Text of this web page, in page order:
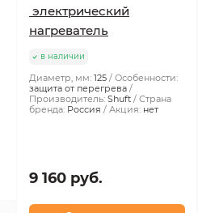
электрический
нагреватель
в наличии
Диаметр, мм: 125
Особенности:
защита от перегрева
Производитель: Shuft
Страна
бренда: Россия Акция: нет
9 160 руб.